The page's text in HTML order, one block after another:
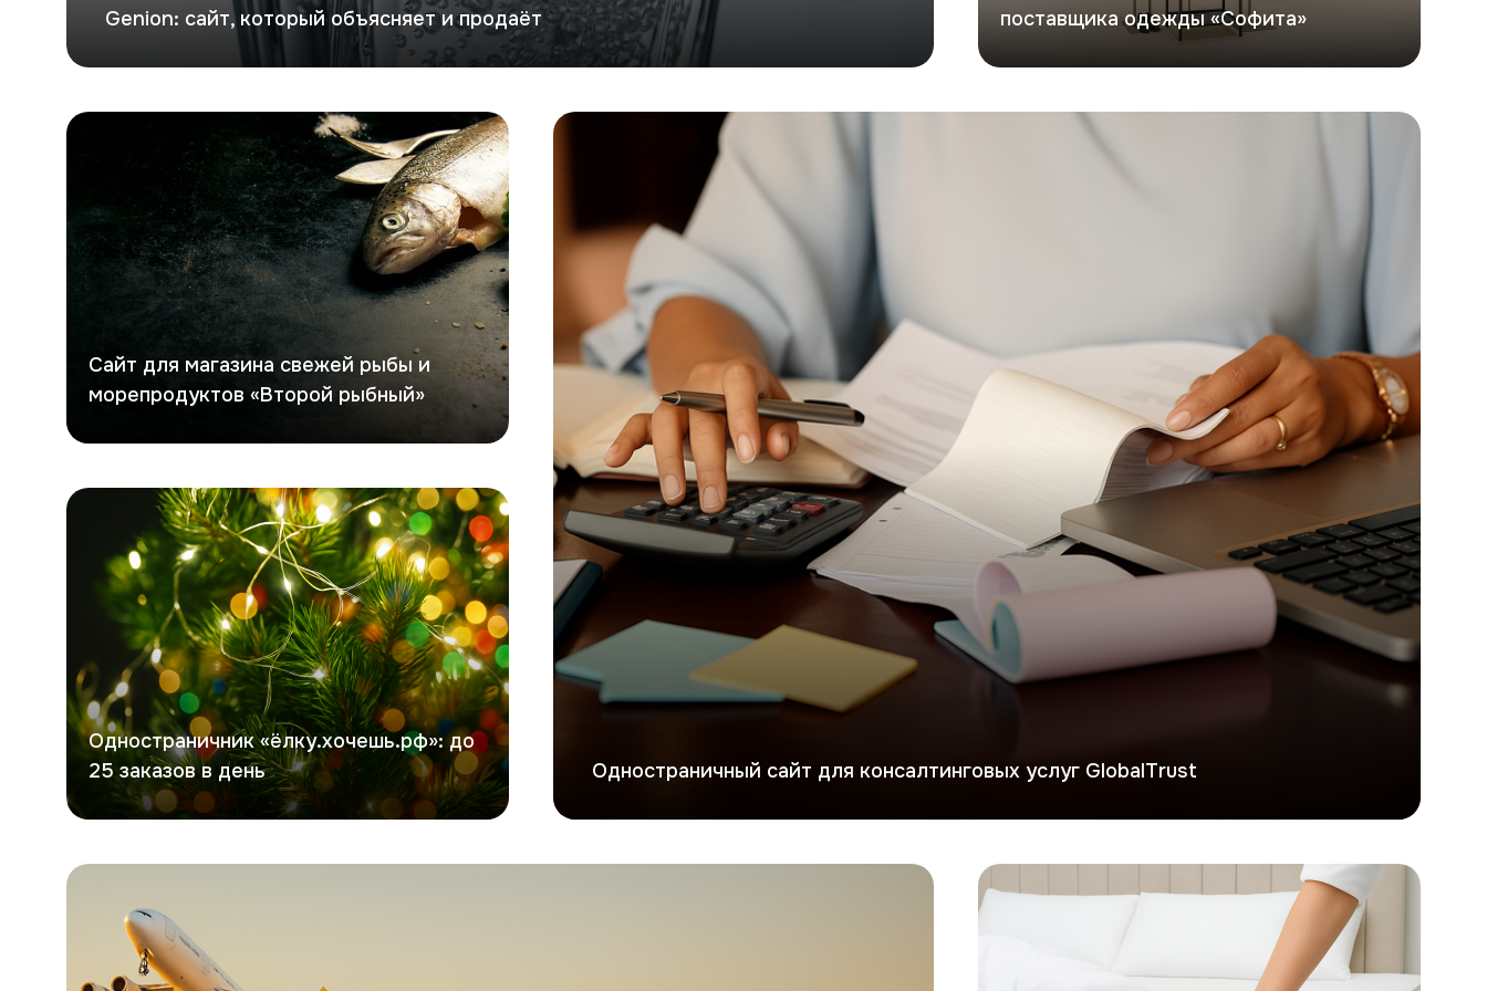
Genion: сайт, который объясняет и продаёт
поставщика одежды «Софита»
Второй рыбный
Сайт для магазина свежей рыбы и
морепродуктов «Второй рыбный»
GlobalTrust
Одностраничный сайт для консалтинговых услуг GlobalTrust
Хочешь елку
Одностраничник «ёлку.хочешь.рф»: до
25 заказов в день
Фаст Автотранс Персона